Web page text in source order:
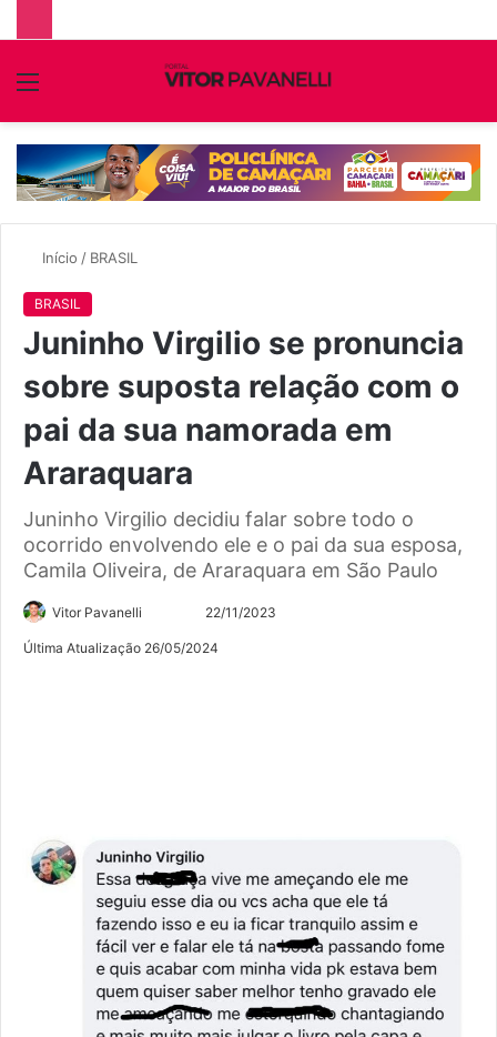
Menu
Início / BRASIL
BRASIL
Juninho Virgilio se pronuncia
sobre suposta relação com o
pai da sua namorada em
Araraquara
Juninho Virgilio decidiu falar sobre todo o
ocorrido envolvendo ele e o pai da sua esposa,
Camila Oliveira, de Araraquara em São Paulo
Vitor Pavanelli
no
Mande
um
22/11/2023
Última Atualização 26/05/2024